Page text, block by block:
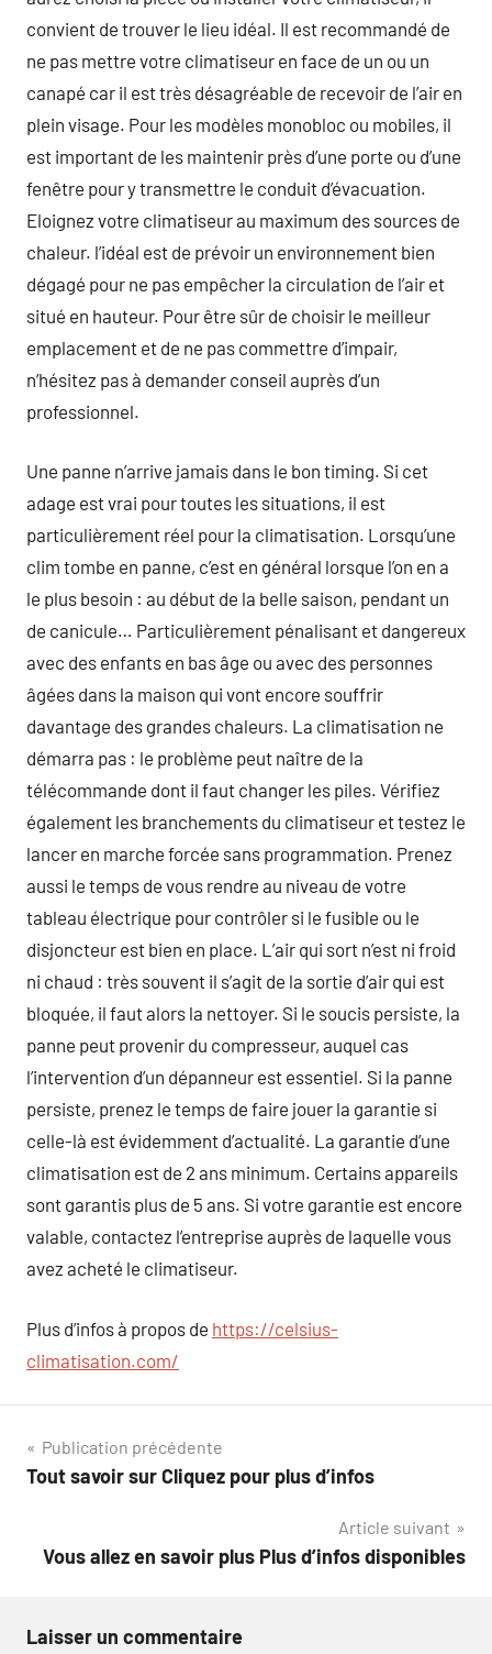
convient de trouver le lieu idéal. Il est recommandé de
ne pas mettre votre climatiseur en face de un ou un
canapé car il est très désagréable de recevoir de l’air en
plein visage. Pour les modèles monobloc ou mobiles, il
est important de les maintenir près d’une porte ou d’une
fenêtre pour y transmettre le conduit d’évacuation.
Eloignez votre climatiseur au maximum des sources de
chaleur. l’idéal est de prévoir un environnement bien
dégagé pour ne pas empêcher la circulation de l’air et
situé en hauteur. Pour être sûr de choisir le meilleur
emplacement et de ne pas commettre d’impair,
n’hésitez pas à demander conseil auprès d’un
professionnel.
Une panne n’arrive jamais dans le bon timing. Si cet
adage est vrai pour toutes les situations, il est
particulièrement réel pour la climatisation. Lorsqu’une
clim tombe en panne, c’est en général lorsque l’on en a
le plus besoin : au début de la belle saison, pendant un
de canicule… Particulièrement pénalisant et dangereux
avec des enfants en bas âge ou avec des personnes
âgées dans la maison qui vont encore souffrir
davantage des grandes chaleurs. La climatisation ne
démarra pas : le problème peut naître de la
télécommande dont il faut changer les piles. Vérifiez
également les branchements du climatiseur et testez le
lancer en marche forcée sans programmation. Prenez
aussi le temps de vous rendre au niveau de votre
tableau électrique pour contrôler si le fusible ou le
disjoncteur est bien en place. L’air qui sort n’est ni froid
ni chaud : très souvent il s’agit de la sortie d’air qui est
bloquée, il faut alors la nettoyer. Si le soucis persiste, la
panne peut provenir du compresseur, auquel cas
l’intervention d’un dépanneur est essentiel. Si la panne
persiste, prenez le temps de faire jouer la garantie si
celle-là est évidemment d’actualité. La garantie d’une
climatisation est de 2 ans minimum. Certains appareils
sont garantis plus de 5 ans. Si votre garantie est encore
valable, contactez l’entreprise auprès de laquelle vous
avez acheté le climatiseur.
Plus d’infos à propos de https://celsius-
climatisation.com/
Navigation
de
Publication précédente
Tout savoir sur Cliquez pour plus d’infos
Article suivant
Vous allez en savoir plus Plus d’infos disponibles
Laisser un commentaire